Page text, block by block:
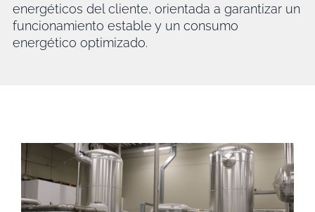
energéticos del cliente, orientada a garantizar un
funcionamiento estable y un consumo
energético optimizado.